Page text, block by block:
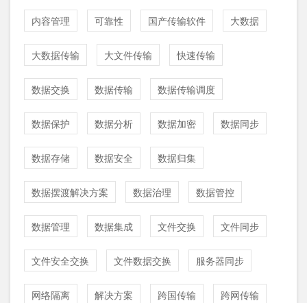
内容管理 可靠性 国产传输软件 大数据
大数据传输 大文件传输 快速传输
数据交换 数据传输 数据传输调度
数据保护 数据分析 数据加密 数据同步
数据存储 数据安全 数据归集
数据摆渡解决方案 数据治理 数据管控
数据管理 数据集成 文件交换 文件同步
文件安全交换 文件数据交换 服务器同步
网络隔离 解决方案 跨国传输 跨网传输